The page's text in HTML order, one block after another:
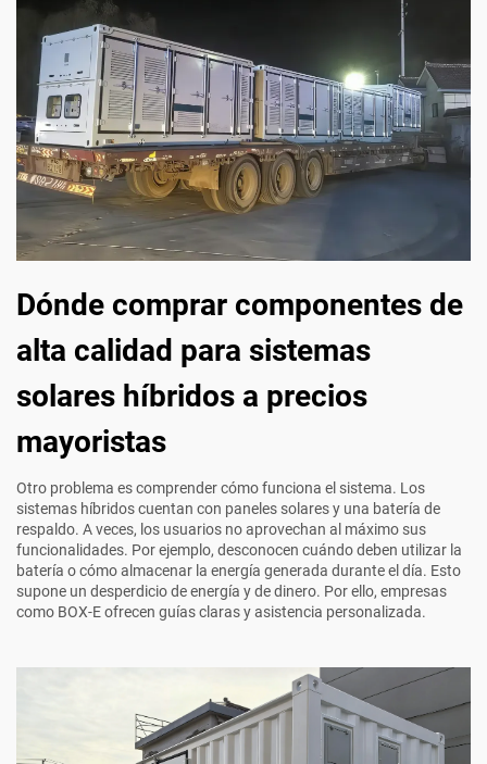
Dónde comprar componentes de
alta calidad para sistemas
solares híbridos a precios
mayoristas
Otro problema es comprender cómo funciona el sistema. Los
sistemas híbridos cuentan con paneles solares y una batería de
respaldo. A veces, los usuarios no aprovechan al máximo sus
funcionalidades. Por ejemplo, desconocen cuándo deben utilizar la
batería o cómo almacenar la energía generada durante el día. Esto
supone un desperdicio de energía y de dinero. Por ello, empresas
como BOX-E ofrecen guías claras y asistencia personalizada.